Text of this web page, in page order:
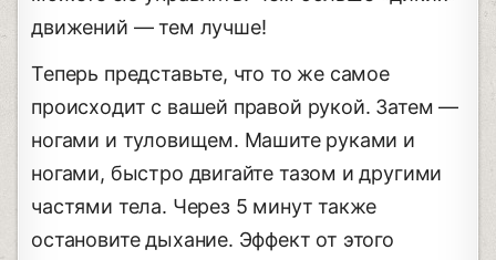
движений — тем лучше!
Теперь представьте, что то же самое
происходит с вашей правой рукой. Затем —
ногами и туловищем. Машите руками и
ногами, быстро двигайте тазом и другими
частями тела. Через 5 минут также
остановите дыхание. Эффект от этого